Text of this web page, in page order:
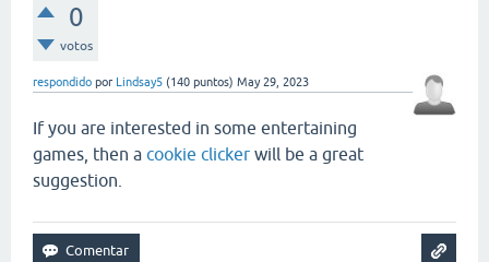
0
votos
respondido por Lindsay5 (140 puntos) May 29, 2023
If you are interested in some entertaining
games, then a cookie clicker will be a great
suggestion.